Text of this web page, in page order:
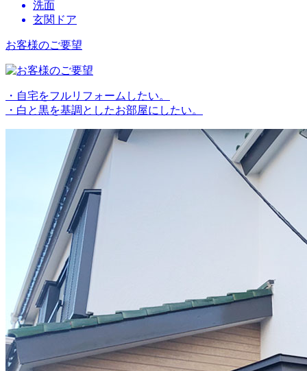
洗面
玄関ドア
お客様のご要望
・自宅をフルリフォームしたい。
・白と黒を基調としたお部屋にしたい。